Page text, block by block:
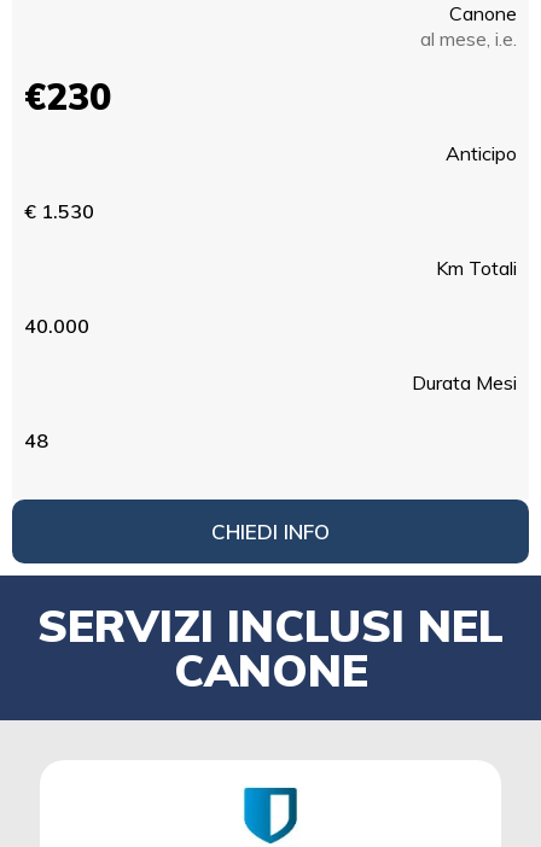
Canone
al mese, i.e.
€230
Anticipo
€ 1.530
Km Totali
40.000
Durata Mesi
48
CHIEDI INFO
SERVIZI INCLUSI NEL
CANONE